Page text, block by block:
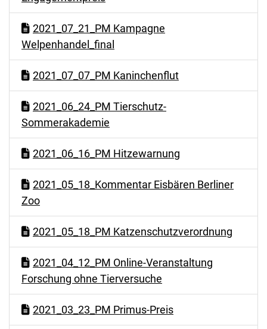
2021_07_21_PM Kampagne
Welpenhandel_final
2021_07_07_PM Kaninchenflut
2021_06_24_PM Tierschutz-
Sommerakademie
2021_06_16_PM Hitzewarnung
2021_05_18_Kommentar Eisbären Berliner
Zoo
2021_05_18_PM Katzenschutzverordnung
2021_04_12_PM Online-Veranstaltung
Forschung ohne Tierversuche
2021_03_23_PM Primus-Preis